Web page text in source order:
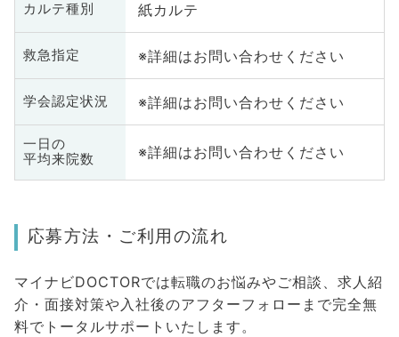
カルテ種別 紙カルテ
救急指定 ※詳細はお問い合わせください
学会認定状況 ※詳細はお問い合わせください
一日の
平均来院数
※詳細はお問い合わせください
応募方法・ご利用の流れ
マイナビDOCTORでは転職のお悩みやご相談、求人紹
介・面接対策や入社後のアフターフォローまで完全無
料でトータルサポートいたします。